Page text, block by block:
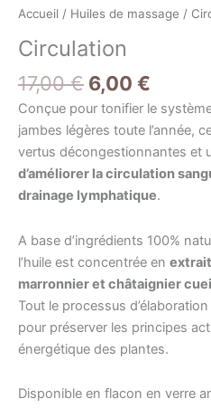
Accueil / Huiles de massage /
Circulation
17,00€ 6,00 €
Conçue pour tonifier le
jambes légères toute l’année,
vertus décongestionnantes et
d’améliorer la circulation
drainage lymphatique.
A base d’ingrédients 100%
l’huile est concentrée en
marronnier et châtaignier
Tout le processus
pour préserver les principes
énergétique des plantes.
Disponible en flacon en verre